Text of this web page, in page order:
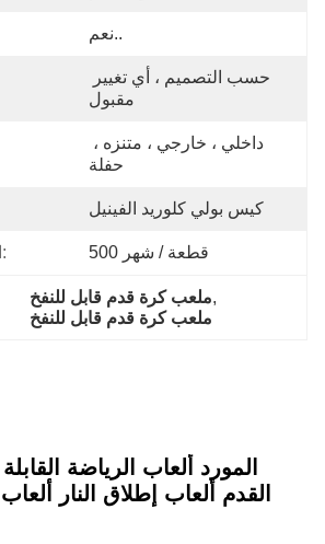
نعم..
مقبول
حفلة
كيس بولي كلوريد الفينيل
القدرة على العرض: 500 قطعة / شهر
ملعب كرة قدم قابل للنفخ,
ملعب كرة قدم قابل للنفخ
المورد ألعاب الرياضة
القدم ألعاب إطلاق النار ألعاب